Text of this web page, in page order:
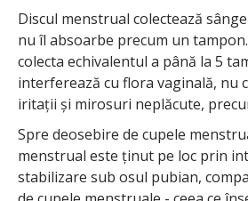
Discul menstrual colectează
nu îl absoarbe precum un
colecta echivalentul a până la 5
interferează cu flora vaginală, nu
iritații și mirosuri neplăcute,
Spre deosebire de cupele
menstrual este ținut pe loc prin
stabilizare sub osul pubian,